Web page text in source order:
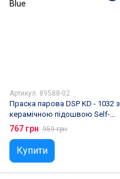
Артикул: 89588-02
Праска парова DSP KD - 1032 з
керамічною підошвою Self-
cleaning - Blue
767 грн 959 грн
Купити